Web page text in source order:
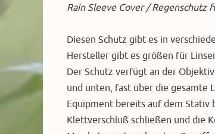
Rain Sleeve Cover / Regenschutz
Diesen Schutz gibt es in
Hersteller gibt es größen für
Der Schutz verfügt an der
und unten, fast über die gesamte
Equipment bereits auf dem
Klettverschluß schließen und die